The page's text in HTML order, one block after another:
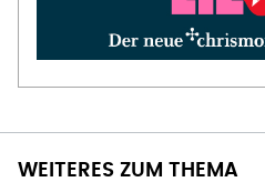
WEITERES ZUM THEMA